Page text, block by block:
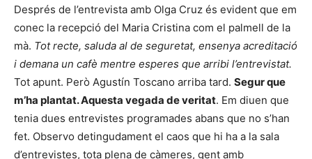
Després de l’entrevista amb Olga Cruz és evident que em
conec la recepció del Maria Cristina com el palmell de la
mà. Tot recte, saluda al de seguretat, ensenya acreditació
i demana un cafè mentre esperes que arribi l’entrevistat.
Tot apunt. Però Agustín Toscano arriba tard. Segur que
m’ha plantat. Aquesta vegada de veritat. Em diuen que
tenia dues entrevistes programades abans que no s’han
fet. Observo detingudament el caos que hi ha a la sala
d’entrevistes, tota plena de càmeres, gent amb